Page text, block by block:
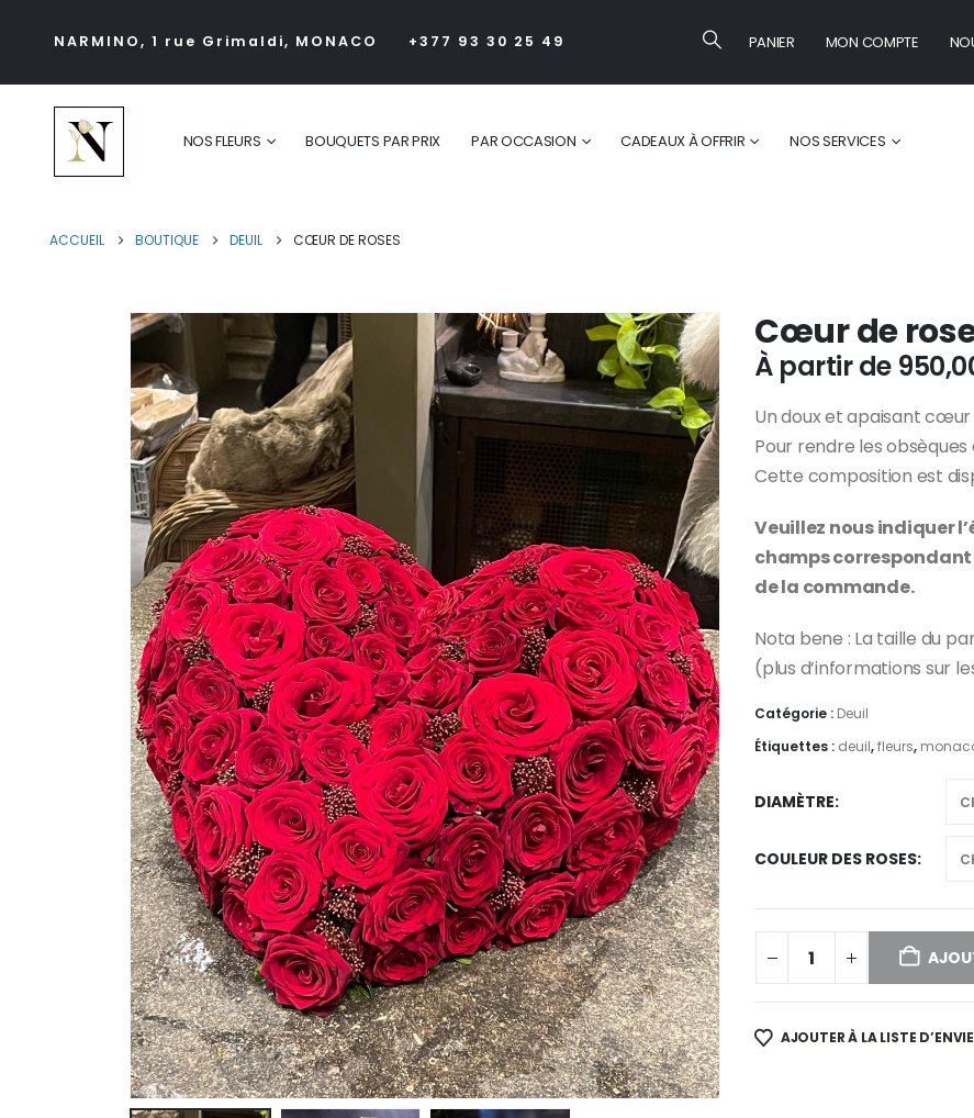
NARMINO, 1 rue Grimaldi, MONACO +377 93 30 25 49 PANIER MON COMPTE
NOS FLEURS BOUQUETS PAR PRIX PAR OCCASION CADEAUX À OFFRIR NOS SERVICES
ACCUEIL BOUTIQUE DEUIL CŒUR DE ROSES
Cœur de
À partir de
Un doux et apaisant
Pour rendre les
Cette composition est
Veuillez nous indiquer
champs
de la commande.
Nota bene : La taille du
(plus d’informations sur
Catégorie : Deuil
Étiquettes : deuil,fleurs,
DIAMÈTRE
COULEUR DES ROSES
AJOUTER À LA LISTE